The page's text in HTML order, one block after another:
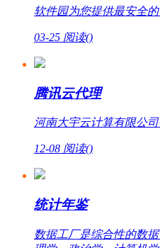
软件园为您提供最安全
03-25 阅读()
腾讯云代理
河南大宇云计算有限公
12-08 阅读()
统计年鉴
数据工厂是综合性的数